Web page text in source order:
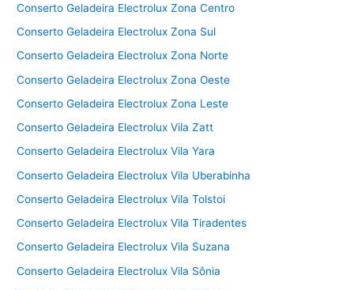
Conserto Geladeira Electrolux Zona Centro
Conserto Geladeira Electrolux Zona Sul
Conserto Geladeira Electrolux Zona Norte
Conserto Geladeira Electrolux Zona Oeste
Conserto Geladeira Electrolux Zona Leste
Conserto Geladeira Electrolux Vila Zatt
Conserto Geladeira Electrolux Vila Yara
Conserto Geladeira Electrolux Vila Uberabinha
Conserto Geladeira Electrolux Vila Tolstoi
Conserto Geladeira Electrolux Vila Tiradentes
Conserto Geladeira Electrolux Vila Suzana
Conserto Geladeira Electrolux Vila Sônia